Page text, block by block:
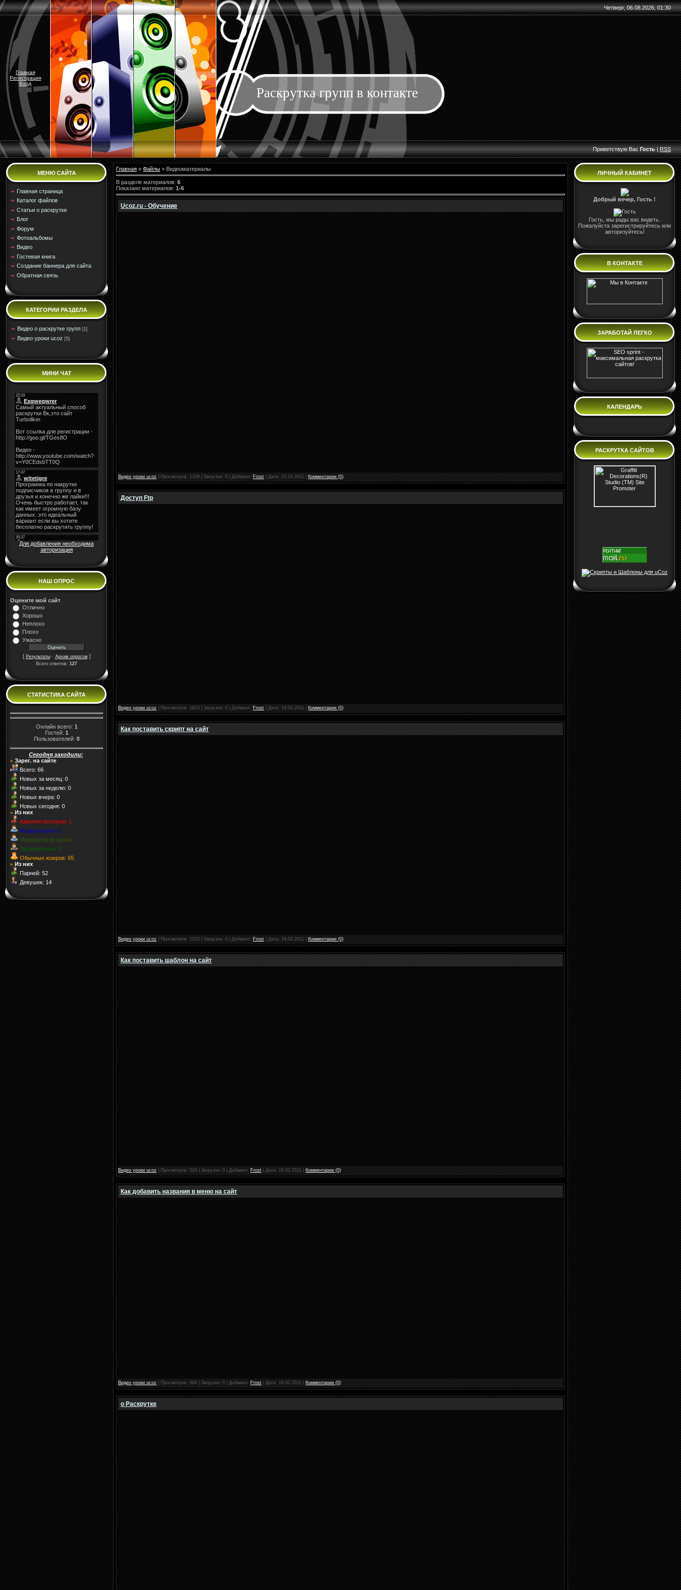
Четверг, 06.08.2026, 01:30
Главная
Регистрация
Вход
Раскрутка групп в контакте
Приветствую Вас Гость|RSS
МЕНЮ САЙТА
Главная страница
Каталог файлов
Статьи о раскрутке
Блог
Форум
Фотоальбомы
Видео
Гостевая книга
Создание баннера для сайта
Обратная связь
КАТЕГОРИИ РАЗДЕЛА
Видео о раскрутке групп [1]
Видео уроки ucoz [5]
МИНИ ЧАТ
Для добавления необходима
авторизация
НАШ ОПРОС
Оцените мой сайт
Отлично
Хорошо
Неплохо
Плохо
Ужасно
[ Результаты· Архив опросов]
Всего ответов: 127
СТАТИСТИКА САЙТА
Онлайн всего: 1
Гостей: 1
Пользователей: 0
Сегодня заходили:
» Зарег. на сайте
Всего: 66
Новых за месяц: 0
Новых за неделю: 0
Новых вчера: 0
Новых сегодня: 0
» Из них
Администраторов: 1
Модераторов: 0
Модератор форума:
Проверенных: 0
Обычных юзеров: 65
» Из них
Парней: 52
Девушек: 14
Главная » Файлы » Видеоматериалы
В разделе материалов: 6
Показано материалов: 1-6
Ucoz.ru - Обучение
Видео уроки ucoz Просмотров: 1339 Загрузок: 0 Добавил: Frost Дата: 22.02.2011 Комментарии (0)
Доступ Ftp
Видео уроки ucoz Просмотров: 1813 Загрузок: 0 Добавил: Frost Дата: 19.02.2011 Комментарии (0)
Как поставить скрипт на сайт
Видео уроки ucoz Просмотров: 1253 Загрузок: 0 Добавил: Frost Дата: 19.02.2011 Комментарии (0)
Как поставить шаблон на сайт
Видео уроки ucoz Просмотров: 524 Загрузок: 0 Добавил: Frost Дата: 19.02.2011 Комментарии (0)
Как добавить названия в меню на сайт
Видео уроки ucoz Просмотров: 964 Загрузок: 0 Добавил: Frost Дата: 19.02.2011 Комментарии (0)
о Раскрутке
ЛИЧНЫЙ КАБИНЕТ
Добрый вечер, Гость !
Гость, мы рады вас видеть.
Пожалуйста зарегистрируйтесь или
авторизуйтесь!
В КОНТАКТЕ
ЗАРАБОТАЙ ЛЕГКО
КАЛЕНДАРЬ
РАСКРУТКА САЙТОВ